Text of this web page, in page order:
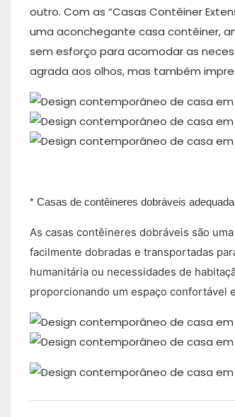
outro. Com as “Casas Contêiner
uma aconchegante casa contêiner,
sem esforço para acomodar as
agrada aos olhos, mas também
* Casas de contêineres dobráveis
As casas contêineres dobráveis ​​são
facilmente dobradas e transportadas
humanitária ou necessidades de
proporcionando um espaço confortável